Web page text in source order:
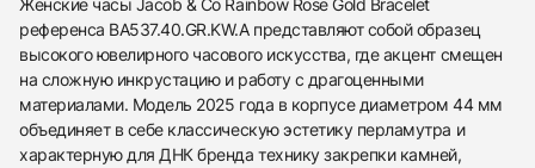
Женские часы Jacob & Co Rainbow Rose Gold Bracelet
референса BA537.40.GR.KW.A представляют собой образец
высокого ювелирного часового искусства, где акцент смещен
на сложную инкрустацию и работу с драгоценными
материалами. Модель 2025 года в корпусе диаметром 44 мм
объединяет в себе классическую эстетику перламутра и
характерную для ДНК бренда технику закрепки камней,